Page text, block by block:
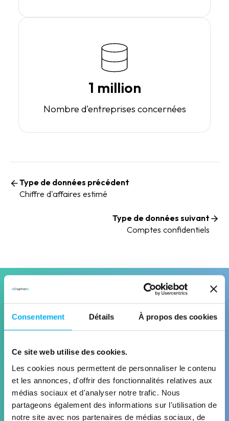
Consentement Détails À propos des cookies
Ce site web utilise des cookies.
Les cookies nous permettent de personnaliser le contenu
et les annonces, d'offrir des fonctionnalités relatives aux
médias sociaux et d'analyser notre trafic. Nous
partageons également des informations sur l'utilisation de
notre site avec nos partenaires de médias sociaux, de
1 million
Nombre d'entreprises concernées
Type de données précédent
Chiffre d'affaires estimé
Type de données suivant
Comptes confidentiels
Solutions associées
Découvrez les solutions Ellisphere qui
exploitent cette data pour répondre à
vos enjeux business